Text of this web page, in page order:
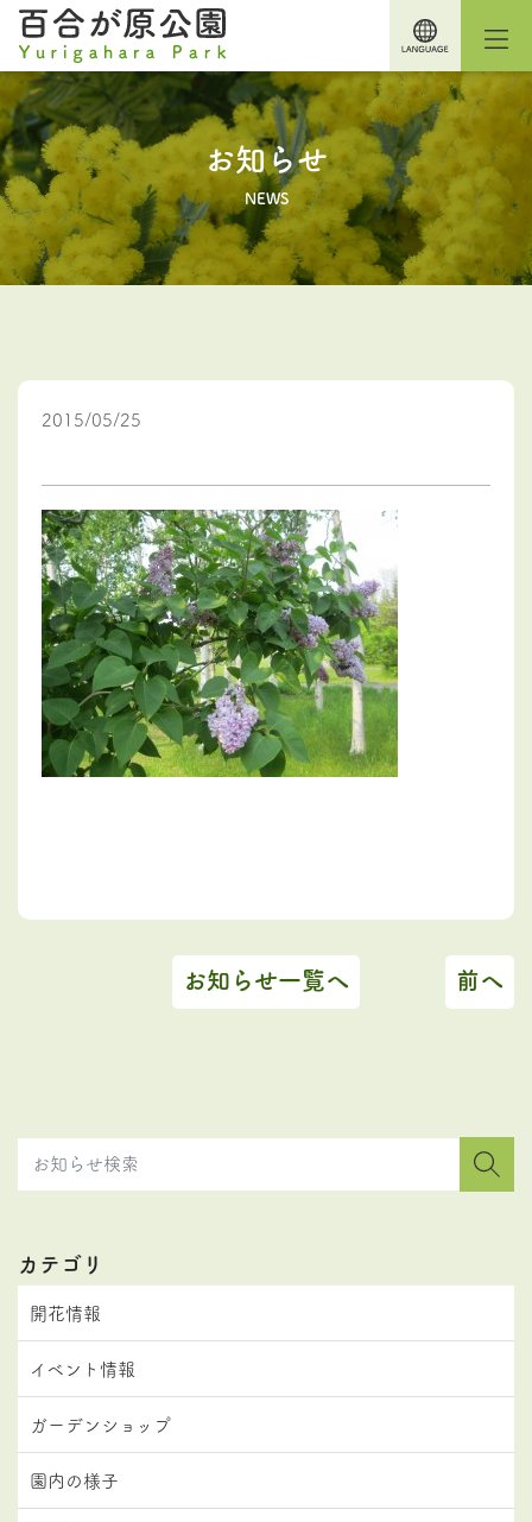
お知らせ
NEWS
2015/05/25
お知らせ一覧へ 前へ
カテゴリ
開花情報
イベント情報
ガーデンショップ
園内の様子